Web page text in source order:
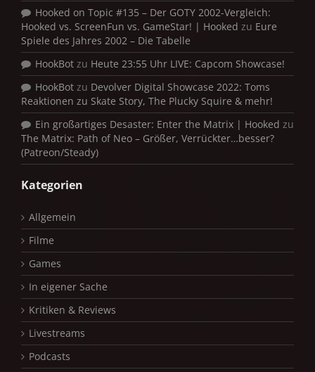
Hooked on Topic #135 – Der GOTY 2002-Vergleich:
Hooked vs. ScreenFun vs. GameStar! | Hooked zu Eure
Spiele des Jahres 2002 – Die Tabelle
HookBot zu Heute 23:55 Uhr LIVE: Capcom Showcase!
HookBot zu Devolver Digital Showcase 2022: Toms
Reaktionen zu Skate Story, The Plucky Squire & mehr!
Ein großartiges Desaster: Enter the Matrix | Hooked zu
The Matrix: Path of Neo – Größer, Verrückter…besser?
(Patreon/Steady)
Kategorien
Allgemein
Filme
Games
In eigener Sache
Kritiken & Reviews
Livestreams
Podcasts